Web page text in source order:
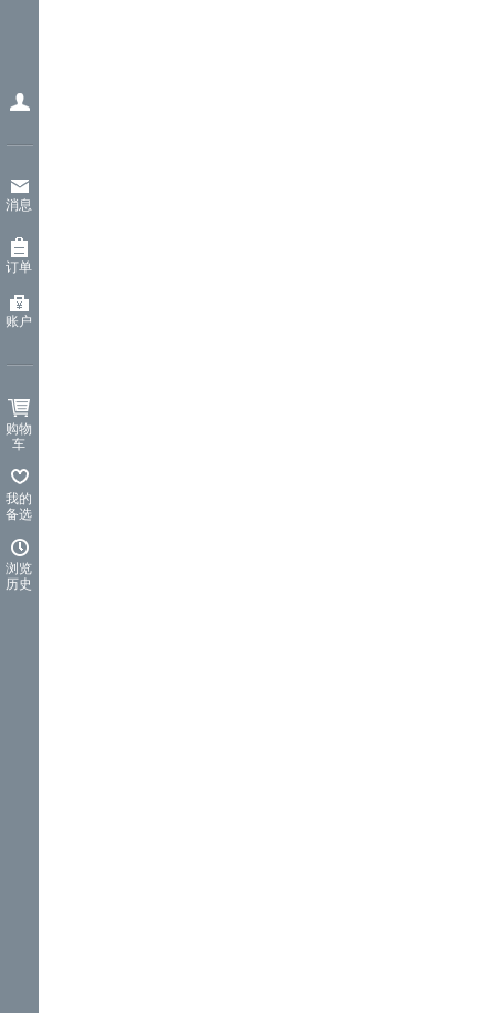
消息
订单
账户
购物
车
我的
备选
浏览
历史